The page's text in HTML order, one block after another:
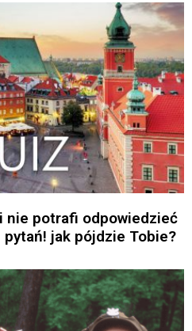
nie potrafi odpowiedzieć
pytań! jak pójdzie Tobie?